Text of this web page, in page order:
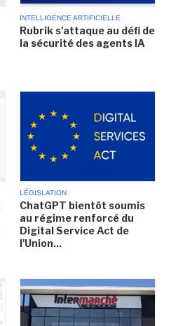
INTELLIGENCE ARTIFICIELLE
Rubrik s'attaque au défi de
la sécurité des agents IA
LÉGISLATION
ChatGPT bientôt soumis
au régime renforcé du
Digital Service Act de
l'Union...